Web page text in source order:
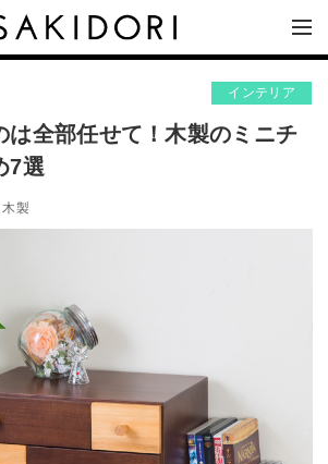
インテリア
は全部任せて！木製のミニチ
7選
木製